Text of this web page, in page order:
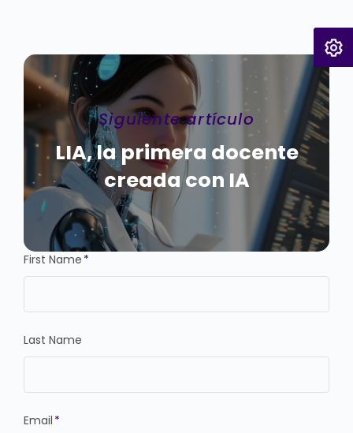
Siguiente artículo
LIA, la primera docente
creada con IA
First Name *
Last Name
Email *